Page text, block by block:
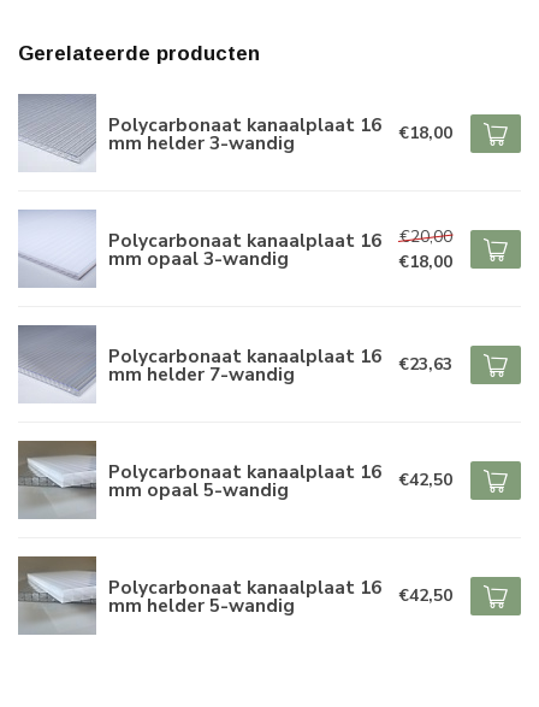
Gerelateerde producten
Polycarbonaat kanaalplaat 16
mm helder 3-wandig €18,00
Polycarbonaat kanaalplaat 16
mm opaal 3-wandig
€20,00
€18,00
Polycarbonaat kanaalplaat 16
mm helder 7-wandig €23,63
Polycarbonaat kanaalplaat 16
mm opaal 5-wandig €42,50
Polycarbonaat kanaalplaat 16
mm helder 5-wandig €42,50